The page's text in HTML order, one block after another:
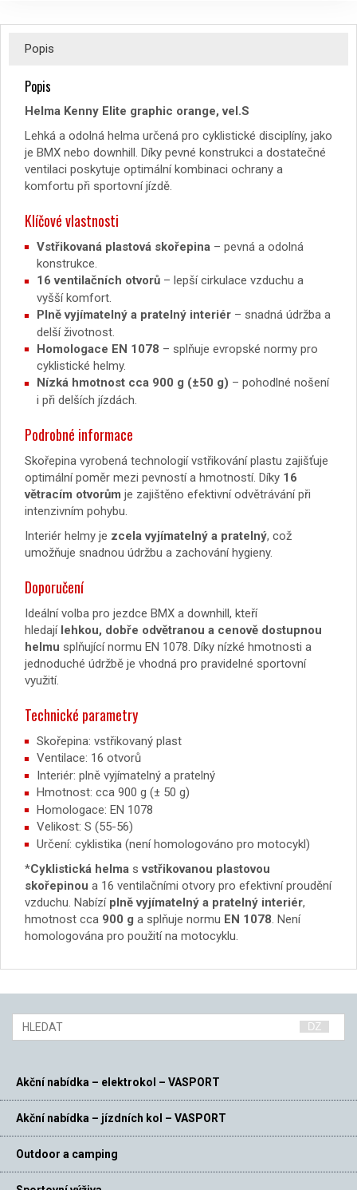
Popis
Popis
Helma Kenny Elite graphic orange, vel.S
Lehká a odolná helma určená pro cyklistické disciplíny, jako
je BMX nebo downhill. Díky pevné konstrukci a dostatečné
ventilaci poskytuje optimální kombinaci ochrany a
komfortu při sportovní jízdě.
Klíčové vlastnosti
Vstřikovaná plastová skořepina – pevná a odolná
konstrukce.
16 ventilačních otvorů – lepší cirkulace vzduchu a
vyšší komfort.
Plně vyjímatelný a pratelný interiér – snadná údržba a
delší životnost.
Homologace EN 1078 – splňuje evropské normy pro
cyklistické helmy.
Nízká hmotnost cca 900 g (±50 g) – pohodlné nošení
i při delších jízdách.
Podrobné informace
Skořepina vyrobená technologií vstřikování plastu zajišťuje
optimální poměr mezi pevností a hmotností. Díky 16
větracím otvorům je zajištěno efektivní odvětrávání při
intenzivním pohybu.
Interiér helmy je zcela vyjímatelný a pratelný, což
umožňuje snadnou údržbu a zachování hygieny.
Doporučení
Ideální volba pro jezdce BMX a downhill, kteří
hledají lehkou, dobře odvětranou a cenově dostupnou
helmu splňující normu EN 1078. Díky nízké hmotnosti a
jednoduché údržbě je vhodná pro pravidelné sportovní
využití.
Technické parametry
Skořepina: vstřikovaný plast
Ventilace: 16 otvorů
Interiér: plně vyjímatelný a pratelný
Hmotnost: cca 900 g (± 50 g)
Homologace: EN 1078
Velikost: S (55-56)
Určení: cyklistika (není homologováno pro motocykl)
*Cyklistická helma svstřikovanou plastovou
skořepinou a 16 ventilačními otvory pro efektivní proudění
vzduchu. Nabízí plně vyjímatelný a pratelný interiér,
hmotnost cca 900 g a splňuje normu EN 1078. Není
homologována pro použití na motocyklu.
Akční nabídka – elektrokol – VASPORT
Akční nabídka – jízdních kol – VASPORT
Outdoor a camping